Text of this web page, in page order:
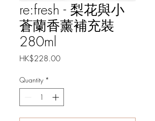
re:fresh - 梨花與小
蒼蘭香薰補充裝
280ml
HK$228.00Price
Quantity *